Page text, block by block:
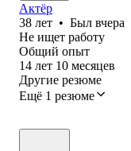
Актёр
38 лет • Был вчера
Не ищет работу
Общий опыт
14 лет 10 месяцев
Другие резюме
Ещё 1 резюме